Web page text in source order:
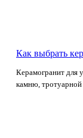
Как выбрать
Керамогранит для
камню, тротуарной